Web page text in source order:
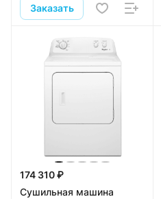
Заказать
174 310 ₽
Сушильная машина